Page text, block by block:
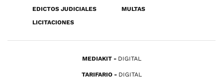
EDICTOS JUDICIALES
MULTAS
LICITACIONES
MEDIAKIT DIGITAL
TARIFARIO DIGITAL